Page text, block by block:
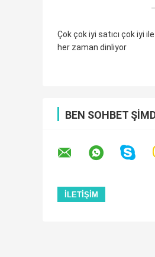
Çok çok iyi satıcı çok iyi
her zaman dinliyor
BEN SOHBET